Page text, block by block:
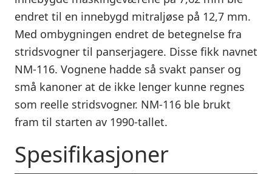
endret til en innebygd mitraljøse på 12,7 mm.
Med ombygningen endret de betegnelse fra
stridsvogner til panserjagere. Disse fikk navnet
NM-116. Vognene hadde så svakt panser og
små kanoner at de ikke lenger kunne regnes
som reelle stridsvogner. NM-116 ble brukt
fram til starten av 1990-tallet.
Spesifikasjoner